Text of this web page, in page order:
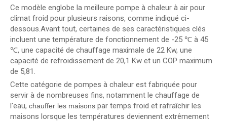
Ce modèle englobe la meilleure pompe à chaleur à air pour
climat froid pour plusieurs raisons, comme indiqué ci-
dessous.Avant tout, certaines de ses caractéristiques clés
incluent une température de fonctionnement de -25 ℃ à 45
℃, une capacité de chauffage maximale de 22 Kw, une
capacité de refroidissement de 20,1 Kw et un COP maximum
de 5,81.
Cette catégorie de pompes à chaleur est fabriquée pour
servir à de nombreuses fins, notamment le chauffage de
l'eau, chauffer les maisons par temps froid et rafraîchir les
maisons lorsque les températures deviennent extrêmement